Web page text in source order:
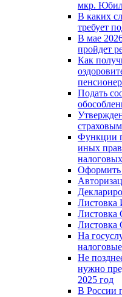
мкр.
В каких
требует
В мае
пройдет
Как
Подать
Функции
иных
Оформить
Листовка
Листовка
Листовка
На
Не
нужно
2025 год
В России